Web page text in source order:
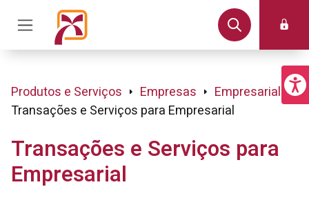
Produtos e Serviços Empresas
Empresarial
Transações e Serviços para Empresarial
Transações e Serviços para
Empresarial